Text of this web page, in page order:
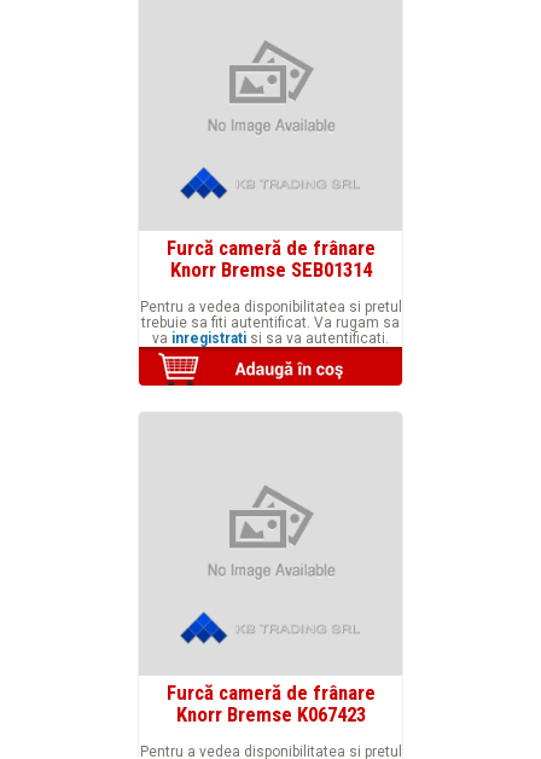
Furcă cameră de frânare
Knorr Bremse SEB01314
Pentru a vedea disponibilitatea si pretul
trebuie sa fiti autentificat. Va rugam sa
va inregistrati si sa va autentificati.
Furcă cameră de frânare
Knorr Bremse K067423
Pentru a vedea disponibilitatea si pretul